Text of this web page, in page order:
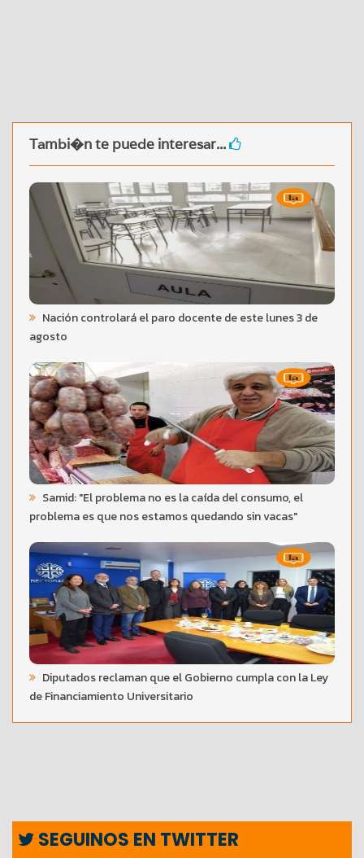
Tambi�n te puede interesar...
Nación controlará el paro docente de este lunes 3 de
agosto
Samid: "El problema no es la caída del consumo, el
problema es que nos estamos quedando sin vacas"
Diputados reclaman que el Gobierno cumpla con la Ley
de Financiamiento Universitario
SEGUINOS EN TWITTER